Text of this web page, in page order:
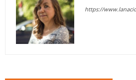
https://